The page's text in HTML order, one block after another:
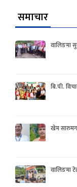
समाचार
वालिङमा
बि.पी.
खेम
वालिङमा